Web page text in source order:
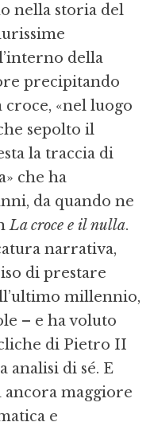
nella storia del
della
precipitando
«nel luogo
sepolto il
la traccia di
che ha
da quando ne
La croce e il nulla.
narrativa,
di prestare
millennio,
– e ha voluto
di Pietro II
analisi di sé. E
maggiore
e